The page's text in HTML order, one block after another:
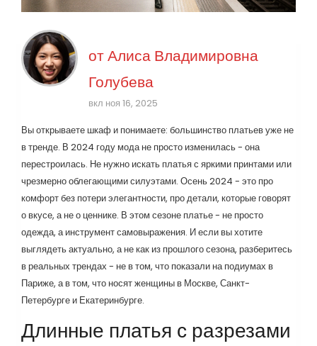
отАлиса Владимировна
Голубева
вкл ноя 16, 2025
Вы открываете шкаф и понимаете: большинство платьев уже не
в тренде. В 2024 году мода не просто изменилась - она
перестроилась. Не нужно искать платья с яркими принтами или
чрезмерно облегающими силуэтами. Осень 2024 - это про
комфорт без потери элегантности, про детали, которые говорят
о вкусе, а не о ценнике. В этом сезоне платье - не просто
одежда, а инструмент самовыражения. И если вы хотите
выглядеть актуально, а не как из прошлого сезона, разберитесь
в реальных трендах - не в том, что показали на подиумах в
Париже, а в том, что носят женщины в Москве, Санкт-
Петербурге и Екатеринбурге.
Длинные платья с разрезами